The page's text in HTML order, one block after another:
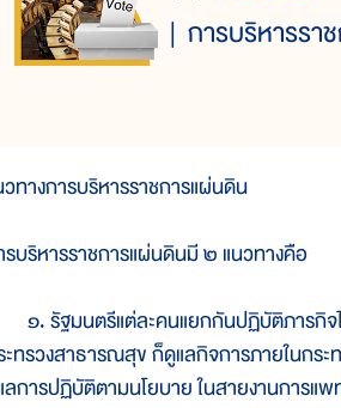
การบริหารรา
วทางการบริหารราชการแผ่นดิน
บริหารราชการแผ่นดินมี ๒ แนวทางคือ
๑. รัฐมนตรีแต่ละคนแยกกันปฏิบัติภารกิจไ
ทรวงสาธารณสุข ก็ดูแลกิจการภายในกระ
ลการปฏิบัติตามนโยบาย ในสายงานการ